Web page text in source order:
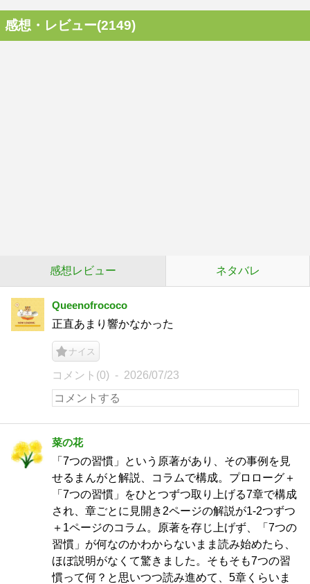
感想・レビュー(2149)
感想レビュー ネタバレ
Queenofrococo
正直あまり響かなかった
ナイス
コメント(0) 2026/07/23
菜の花
「7つの習慣」という原著があり、その事例を見
せるまんがと解説、コラムで構成。プロローグ＋
「7つの習慣」をひとつずつ取り上げる7章で構成
され、章ごとに見開き2ページの解説が1-2つずつ
＋1ページのコラム。原著を存じ上げず、「7つの
習慣」が何なのかわからないまま読み始めたら、
ほぼ説明がなくて驚きました。そもそも7つの習
慣って何？と思いつつ読み進めて、5章くらいま